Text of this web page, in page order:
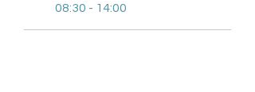
08:30 - 14:00